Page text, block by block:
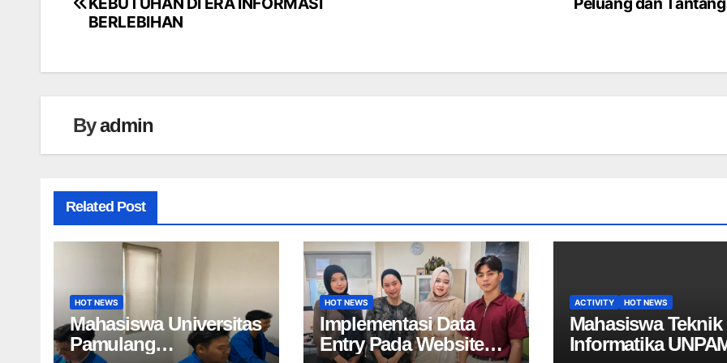
pos
BERLEBIHAN
Byadmin
Related Post
HOT NEWS
Mahasiswa Universitas
Pamulang
HOT NEWS
Implementasi Data
Entry Pada Website
ACTIVITY HOT NEWS
Mahasiswa Teknik
Informatika